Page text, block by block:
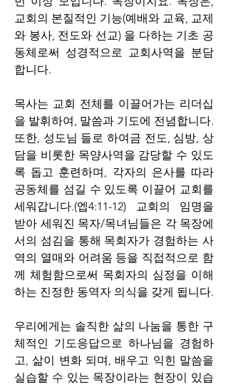
교회의 본질적인 기능(예배와 교육, 교제
와 봉사, 전도와 선교) 을 다하는 기초 공
동체로써 성경적으로 교회사역을 분담
합니다.
목사는 교회 전체를 이끌어가는 리더십
을 발휘하여, 말씀과 기도에 전념합니다.
또한, 성도님 들로 하여금 전도, 심방, 상
담을 비롯한 목양사역을 감당할 수 있도
록 돕고 훈련하며, 각자의 은사를 따라
공동체를 섬길 수 있도록 이끌어 교회를
세워갑니다.(엡4:11-12) 교회의 임명을
받아 세워진 목자/목녀님들은 각 목장에
서의 섬김을 통해 목회자가 경험하는 사
역의 열매와 어려움 등을 직접적으로 함
께 체험함으로써 목회자의 심정을 이해
우리에게는 솔직한 삶의 나눔을 통한 구
체적인 기도응답으로 하나님을 경험하
고, 삶이 변화 되며, 배우고 익힌 말씀을
실습할 수 있는 목장이라는 현장이 있습